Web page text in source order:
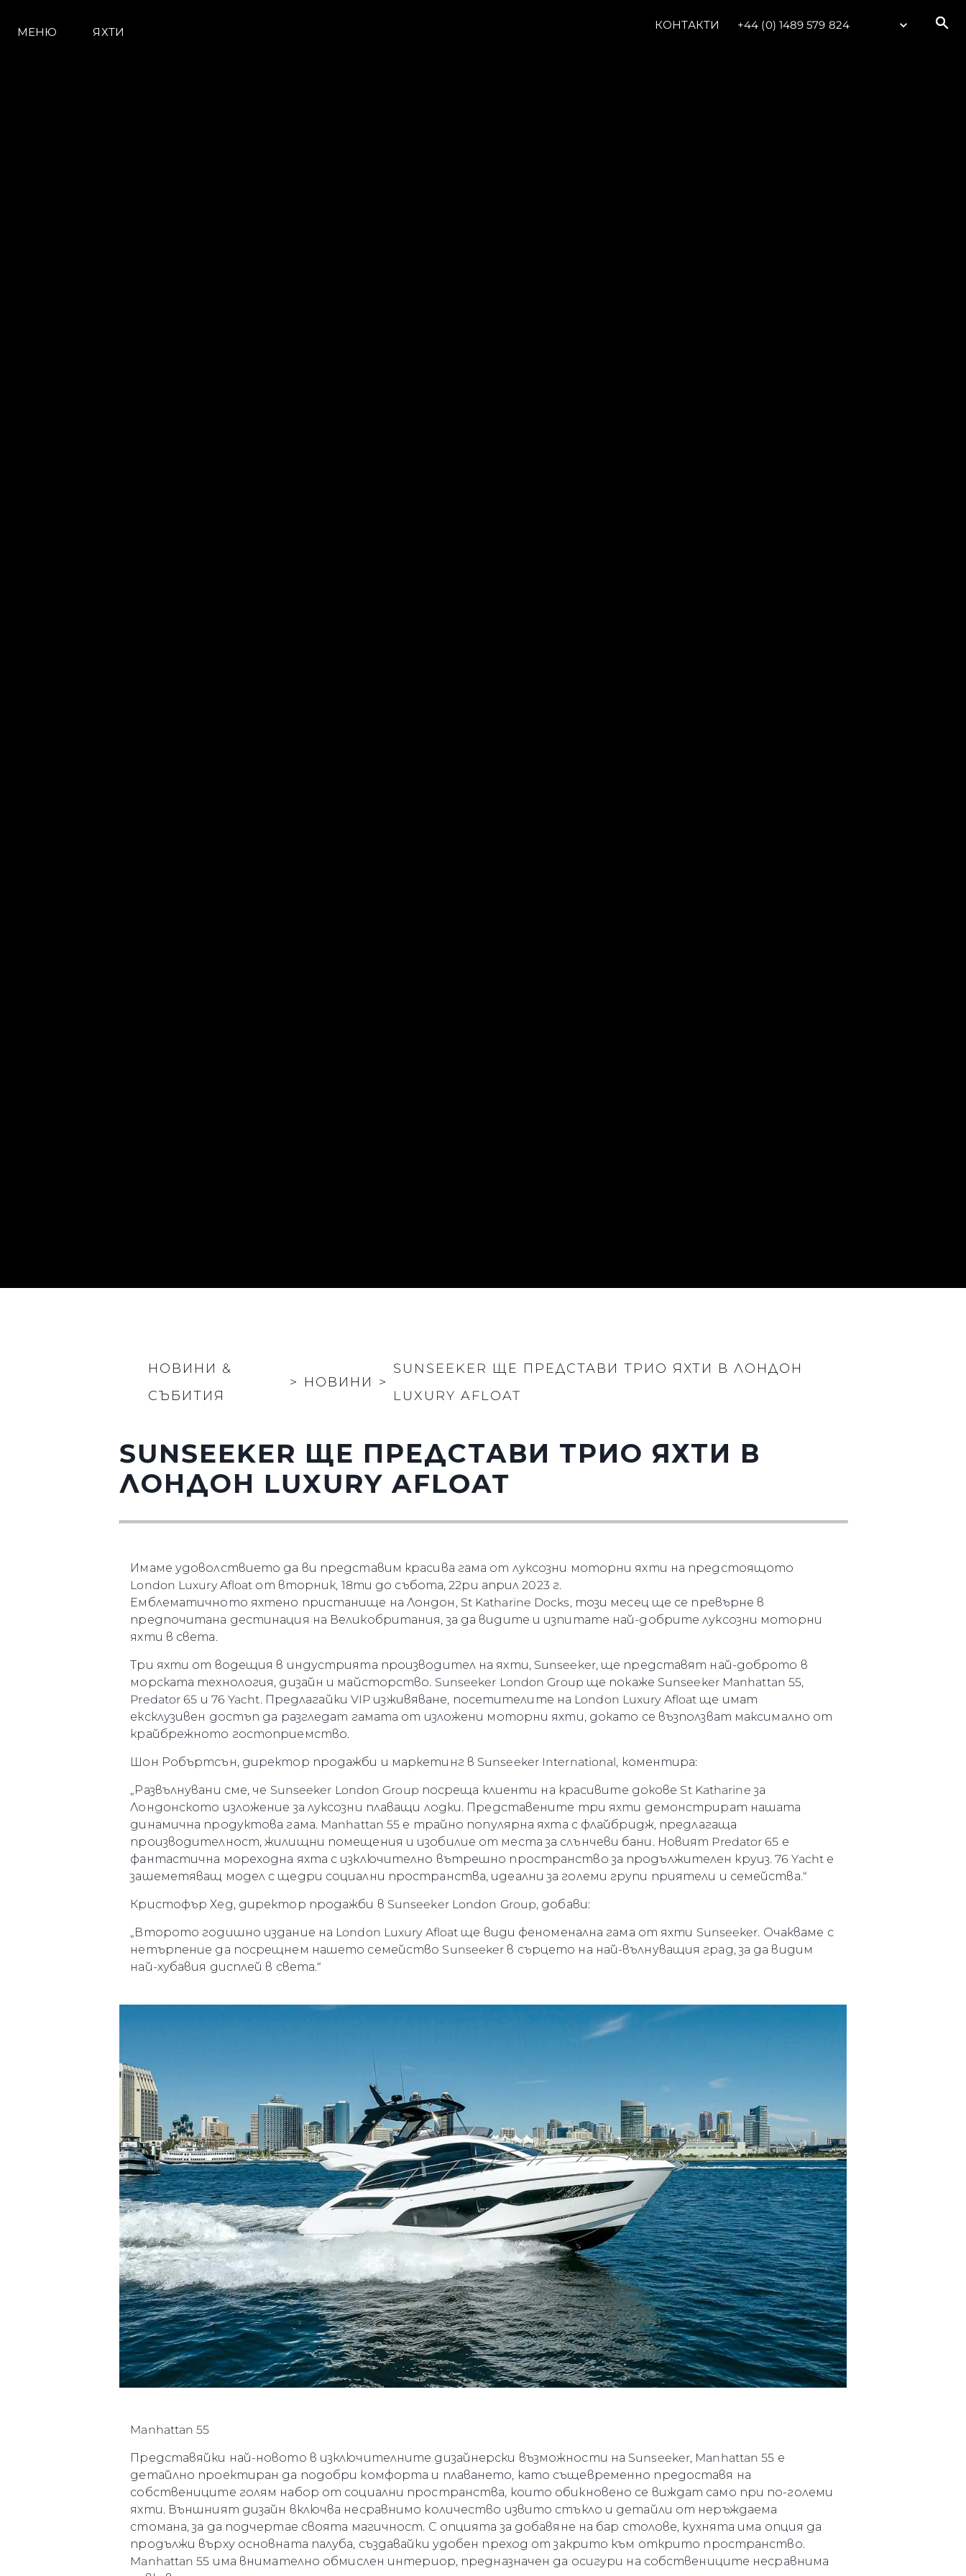
МЕНЮ ЯХТИ
КОНТАКТИ +44 (0) 1489 579 824
НОВИНИ &
СЪБИТИЯ
> НОВИНИ >
SUNSEEKER ЩЕ ПРЕДСТАВИ ТРИО ЯХТИ В ЛОНДОН
LUXURY AFLOAT
SUNSEEKER ЩЕ ПРЕДСТАВИ ТРИО ЯХТИ В
ЛОНДОН LUXURY AFLOAT
Имаме удоволствието да ви представим красива гама от луксозни моторни яхти на предстоящото
London Luxury Afloat от вторник, 18ти до събота, 22ри април 2023 г.
Емблематичното яхтено пристанище на Лондон, St Katharine Docks, този месец ще се превърне в
предпочитана дестинация на Великобритания, за да видите и изпитате най-добрите луксозни моторни
яхти в света.
Три яхти от водещия в индустрията производител на яхти, Sunseeker, ще представят най-доброто в
морската технология, дизайн и майсторство. Sunseeker London Group ще покаже Sunseeker Manhattan 55,
Predator 65 и 76 Yacht. Предлагайки VIP изживяване, посетителите на London Luxury Afloat ще имат
ексклузивен достъп да разгледат гамата от изложени моторни яхти, докато се възползват максимално от
крайбрежното гостоприемство.
Шон Робъртсън, директор продажби и маркетинг в Sunseeker International, коментира:
„Развълнувани сме, че Sunseeker London Group посреща клиенти на красивите докове St Katharine за
Лондонското изложение за луксозни плаващи лодки. Представените три яхти демонстрират нашата
динамична продуктова гама. Manhattan 55 е трайно популярна яхта с флайбридж, предлагаща
производителност, жилищни помещения и изобилие от места за слънчеви бани. Новият Predator 65 е
фантастична мореходна яхта с изключително вътрешно пространство за продължителен круиз. 76 Yacht е
зашеметяващ модел с щедри социални пространства, идеални за големи групи приятели и семейства.“
Кристофър Хед, директор продажби в Sunseeker London Group, добави:
„Второто годишно издание на London Luxury Afloat ще види феноменална гама от яхти Sunseeker. Очакваме с
нетърпение да посрещнем нашето семейство Sunseeker в сърцето на най-вълнуващия град, за да видим
най-хубавия дисплей в света.“
Manhattan 55
Представяйки най-новото в изключителните дизайнерски възможности на Sunseeker, Manhattan 55 е
детайлно проектиран да подобри комфорта и плаването, като същевременно предоставя на
собствениците голям набор от социални пространства, които обикновено се виждат само при по-големи
яхти. Външният дизайн включва несравнимо количество извито стъкло и детайли от неръждаема
стомана, за да подчертае своята магичност. С опцията за добавяне на бар столове, кухнята има опция да
продължи върху основната палуба, създавайки удобен преход от закрито към открито пространство.
Manhattan 55 има внимателно обмислен интериор, предназначен да осигури на собствениците несравнима